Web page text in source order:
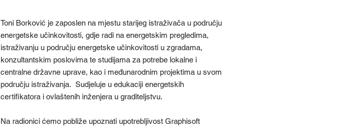
Toni Borković je zaposlen na mjestu starijeg istraživača u području
energetske učinkovitosti, gdje radi na energetskim pregledima,
istraživanju u području energetske učinkovitosti u zgradama,
konzultantskim poslovima te studijama za potrebe lokalne i
centralne državne uprave, kao i međunarodnim projektima u svom
području istraživanja. Sudjeluje u edukaciji energetskih
certifikatora i ovlaštenih inženjera u graditeljstvu.
Na radionici ćemo pobliže upoznati upotrebljivost Graphisoft